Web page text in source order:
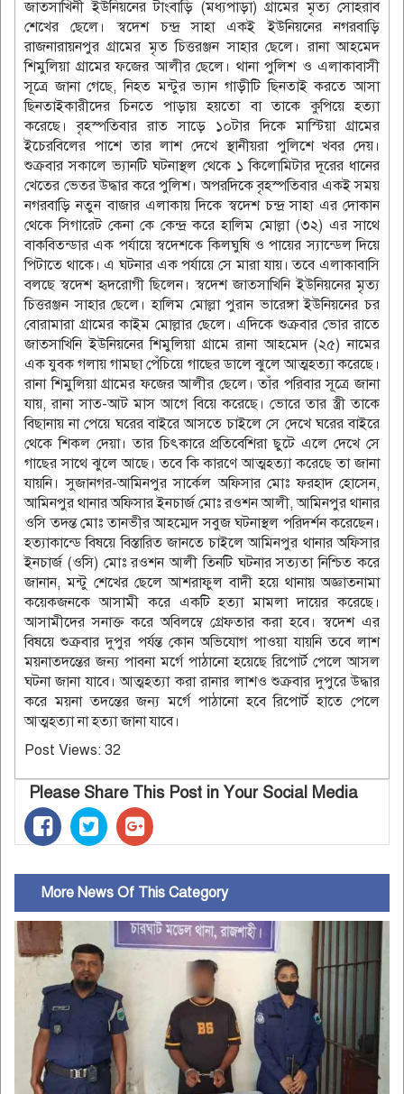
জাতসাখিনী ইউনিয়নের টাংবাড়ি (মধ্যপাড়া) গ্রামের মৃত্য সোহরাব
শেখের ছেলে। স্বদেশ চন্দ্র সাহা একই ইউনিয়নের নগরবাড়ি
রাজনারায়নপুর গ্রামের মৃত চিত্তরঞ্জন সাহার ছেলে। রানা আহমেদ
শিমুলিয়া গ্রামের ফজের আলীর ছেলে। থানা পুলিশ ও এলাকাবাসী
সূত্রে জানা গেছে, নিহত মন্টুর ভ্যান গাড়ীটি ছিনতাই করতে আসা
ছিনতাইকারীদের চিনতে পাড়ায় হয়তো বা তাকে কুপিয়ে হত্যা
করেছে। বৃহস্পতিবার রাত সাড়ে ১০টার দিকে মাস্টিয়া গ্রামের
ইচেরবিলের পাশে তার লাশ দেখে স্থানীয়রা পুলিশে খবর দেয়।
শুক্রবার সকালে ভ্যানটি ঘটনাস্থল থেকে ১ কিলোমিটার দূরের ধানের
খেতের ভেতর উদ্ধার করে পুলিশ। অপরদিকে বৃহস্পতিবার একই সময়
নগরবাড়ি নতুন বাজার এলাকায় দিকে স্বদেশ চন্দ্র সাহা এর দোকান
থেকে সিগারেট কেনা কে কেন্দ্র করে হালিম মোল্লা (৩২) এর সাথে
বাকবিতন্ডার এক পর্যায়ে স্বদেশকে কিলঘুষি ও পায়ের স্যান্ডেল দিয়ে
পিটাতে থাকে। এ ঘটনার এক পর্যায়ে সে মারা যায়। তবে এলাকাবাসি
বলছে স্বদেশ হৃদরোগী ছিলেন। স্বদেশ জাতসাখিনি ইউনিয়নের মৃত্য
চিত্তরঞ্জন সাহার ছেলে। হালিম মোল্লা পুরান ভারেঙ্গা ইউনিয়নের চর
বোরামারা গ্রামের কাইম মোল্লার ছেলে। এদিকে শুক্রবার ভোর রাতে
জাতসাখিনি ইউনিয়নের শিমুলিয়া গ্রামে রানা আহমেদ (২৫) নামের
এক যুবক গলায় গামছা পেঁচিয়ে গাছের ডালে ঝুলে আত্মহত্যা করেছে।
রানা শিমুলিয়া গ্রামের ফজের আলীর ছেলে। তাঁর পরিবার সূত্রে জানা
যায়, রানা সাত-আট মাস আগে বিয়ে করেছে। ভোরে তার স্ত্রী তাকে
বিছানায় না পেয়ে ঘরের বাইরে আসতে চাইলে সে দেখে ঘরের বাইরে
থেকে শিকল দেয়া। তার চিৎকারে প্রতিবেশিরা ছুটে এলে দেখে সে
গাছের সাথে ঝুলে আছে। তবে কি কারণে আত্মহত্যা করেছে তা জানা
যায়নি। সুজানগর-আমিনপুর সার্কেল অফিসার মোঃ ফরহাদ হোসেন,
আমিনপুর থানার অফিসার ইনচার্জ মোঃ রওশন আলী, আমিনপুর থানার
ওসি তদন্ত মোঃ তানভীর আহম্মেদ সবুজ ঘটনাস্থল পরিদর্শন করেছেন।
হত্যাকান্ডে বিষয়ে বিস্তারিত জানতে চাইলে আমিনপুর থানার অফিসার
ইনচার্জ (ওসি) মোঃ রওশন আলী তিনটি ঘটনার সত্যতা নিশ্চিত করে
জানান, মন্টু শেখের ছেলে আশরাফুল বাদী হয়ে থানায় অজ্ঞাতনামা
কয়েকজনকে আসামী করে একটি হত্যা মামলা দায়ের করেছে।
আসামীদের সনাক্ত করে অবিলম্বে গ্রেফতার করা হবে। স্বদেশ এর
বিষয়ে শুক্রবার দুপুর পর্যন্ত কোন অভিযোগ পাওয়া যায়নি তবে লাশ
ময়নাতদন্তের জন্য পাবনা মর্গে পাঠানো হয়েছে রিপোর্ট পেলে আসল
ঘটনা জানা যাবে। আত্মহত্যা করা রানার লাশও শুক্রবার দুপুরে উদ্ধার
করে ময়না তদন্তের জন্য মর্গে পাঠানো হবে রিপোর্ট হাতে পেলে
আত্মহত্যা না হত্যা জানা যাবে।
Post Views: 32
Please Share This Post in Your Social Media
More News Of This Category